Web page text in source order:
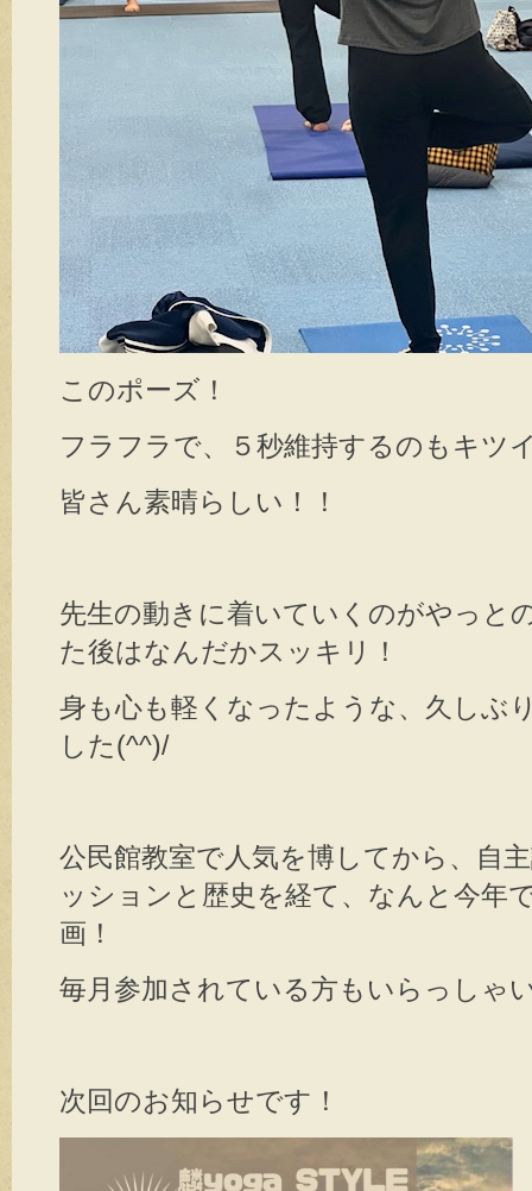
このポーズ！
フラフラで、５秒維持するのもキツ
皆さん素晴らしい！！
先生の動きに着いていくのがやっと
た後はなんだかスッキリ！
身も心も軽くなったような、久しぶ
した(^^)/
公民館教室で人気を博してから、自
ッションと歴史を経て、なんと今年
画！
毎月参加されている方もいらっしゃ
次回のお知らせです！